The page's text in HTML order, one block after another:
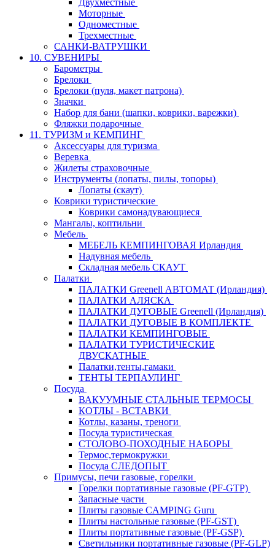
Двухместные
Моторные
Одноместные
Трехместные
САНКИ-ВАТРУШКИ
10. СУВЕНИРЫ
Барометры
Брелоки
Брелоки (пуля, макет патрона)
Значки
Набор для бани (шапки, коврики, варежки)
Фляжки подарочные
11. ТУРИЗМ и КЕМПИНГ
Аксессуары для туризма
Веревка
Жилеты страховочные
Инструменты (лопаты, пилы, топоры)
Лопаты (скаут)
Коврики туристические
Коврики самонадувающиеся
Мангалы, коптильни
Мебель
МЕБЕЛЬ КЕМПИНГОВАЯ Ирландия
Надувная мебель
Складная мебель СКАУТ
Палатки
ПАЛАТКИ Greenell АВТОМАТ (Ирландия)
ПАЛАТКИ АЛЯСКА
ПАЛАТКИ ДУГОВЫЕ Greenell (Ирландия)
ПАЛАТКИ ДУГОВЫЕ В КОМПЛЕКТЕ
ПАЛАТКИ КЕМПИНГОВЫЕ
ПАЛАТКИ ТУРИСТИЧЕСКИЕ
ДВУСКАТНЫЕ
Палатки,тенты,гамаки
ТЕНТЫ ТЕРПАУЛИНГ
Посуда
ВАКУУМНЫЕ СТАЛЬНЫЕ ТЕРМОСЫ
КОТЛЫ - ВСТАВКИ
Котлы, казаны, треноги
Посуда туристическая
СТОЛОВО-ПОХОДНЫЕ НАБОРЫ
Термос,термокружки
Посуда СЛЕДОПЫТ
Примусы, печи газовые, горелки
Горелки портативные газовые (PF-GTP)
Запасные части
Плиты газовые CAMPING Guru
Плиты настольные газовые (PF-GST)
Плиты портативные газовые (PF-GSP)
Светильники портативные газовые (PF-GLP)